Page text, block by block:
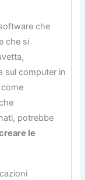
che
che si
sul computer in
potrebbe
le